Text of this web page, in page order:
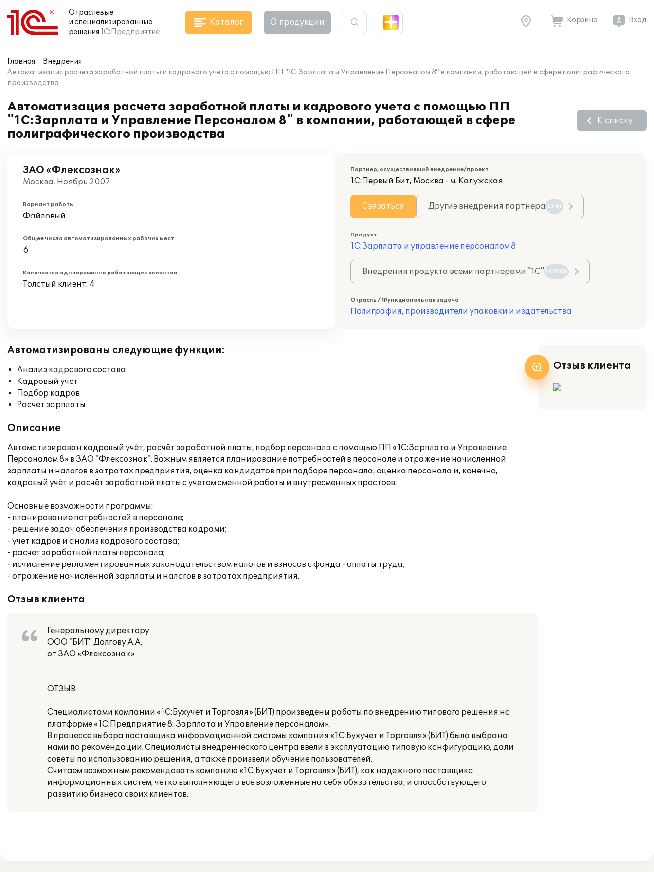
Отраслевые
и специализированные
решения 1С:Предприятие
Каталог О продукции Корзина Вход
Главная
Внедрения
Автоматизация расчета заработной платы и кадрового учета с помощью ПП "1С:Зарплата и Управление Персоналом 8" в компании, работающей в сфере полиграфического
производства
Автоматизация расчета заработной платы и кадрового учета с помощью ПП
"1С:Зарплата и Управление Персоналом 8" в компании, работающей в сфере
полиграфического производства
К списку
ЗАО «Флексознак»
Москва, Ноябрь 2007
Вариант работы
Файловый
Общее число автоматизированных рабочих мест
6
Количество одновременно работающих клиентов
Толстый клиент: 4
Партнер, осуществивший внедрение/проект
1С:Первый Бит, Москва - м. Калужская
Связаться Другие внедрения партнера 2541
Продукт
1С:Зарплата и управление персоналом 8
Внедрения продукта всеми партнерами "1С" 147008
Отрасль / Функциональная задача
Полиграфия, производители упаковки и издательства
Автоматизированы следующие функции:
Анализ кадрового состава
Кадровый учет
Подбор кадров
Расчет зарплаты
Описание
Автоматизирован кадровый учёт, расчёт заработной платы, подбор персонала с помощью ПП «1С:Зарплата и Управление
Персоналом 8» в ЗАО "Флексознак". Важным является планирование потребностей в персонале и отражение начисленной
зарплаты и налогов в затратах предприятия, оценка кандидатов при подборе персонала, оценка персонала и, конечно,
кадровый учёт и расчёт заработной платы с учетом сменной работы и внутресменных простоев.
Основные возможности программы:
- планирование потребностей в персонале;
- решение задач обеспечения производства кадрами;
- учет кадров и анализ кадрового состава;
- расчет заработной платы персонала;
- исчисление регламентированных законодательством налогов и взносов с фонда - оплаты труда;
- отражение начисленной зарплаты и налогов в затратах предприятия.
Отзыв клиента
Генеральному директору
ООО "БИТ" Долгову А.А.
от ЗАО «Флексознак»
ОТЗЫВ
Специалистами компании «1С:Бухучет и Торговля» (БИТ) произведены работы по внедрению типового решения на
платформе «1С:Предприятие 8: Зарплата и Управление персоналом».
В процессе выбора поставщика информационной системы компания «1С:Бухучет и Торговля» (БИТ) была выбрана
нами по рекомендации. Специалисты внедренческого центра ввели в эксплуатацию типовую конфигурацию, дали
советы по использованию решения, а также произвели обучение пользователей.
Считаем возможным рекомендовать компанию «1С:Бухучет и Торговля» (БИТ), как надежного поставщика
информационных систем, четко выполняющего все возложенные на себя обязательства, и способствующего
развитию бизнеса своих клиентов.
Отзыв клиента